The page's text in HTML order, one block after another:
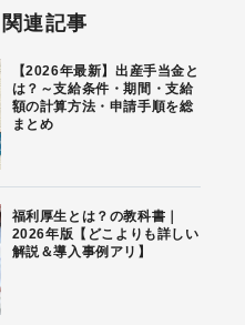
関連記事
【2026年最新】出産手当金と
は？～支給条件・期間・支給
額の計算方法・申請手順を総
まとめ
福利厚生とは？の教科書｜
2026年版【どこよりも詳しい
解説＆導入事例アリ】